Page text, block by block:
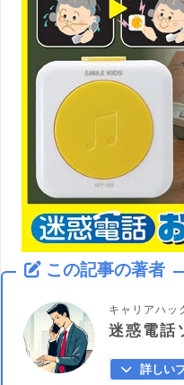
この記事の著者
キャリアハッ
迷惑電話
詳しい